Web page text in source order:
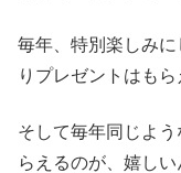
毎年、特別楽しみ
りプレゼントはもら
そして毎年同じよ
らえるのが、嬉しい